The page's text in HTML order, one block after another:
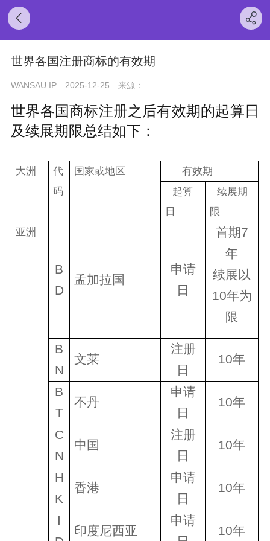
世界各国注册商标的有效期
WANSAU IP 2025-12-25 来源：
世界各国商标注册之后有效期的起算日
及续展期限总结如下：
大洲
代
码
国家或地区
有效期
起算
日
续展期
限
亚洲
B
D
孟加拉国
申请
日
首期7
年
续展以
10年为
限
B
N
文莱
注册
日
10年
B
T
不丹
申请
日
10年
C
N
中国
注册
日
10年
H
K
香港
申请
日
10年
I
印度尼西亚
申请
10年